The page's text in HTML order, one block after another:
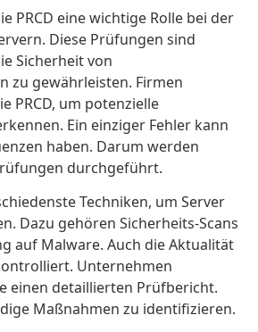
PRCD eine wichtige Rolle bei der
Diese Prüfungen sind
Sicherheit von
zu gewährleisten. Firmen
PRCD, um potenzielle
Ein einziger Fehler kann
haben. Darum werden
durchgeführt.
Techniken, um Server
Dazu gehören Sicherheits-Scans
auf Malware. Auch die Aktualität
Unternehmen
einen detaillierten Prüfbericht.
Maßnahmen zu identifizieren.